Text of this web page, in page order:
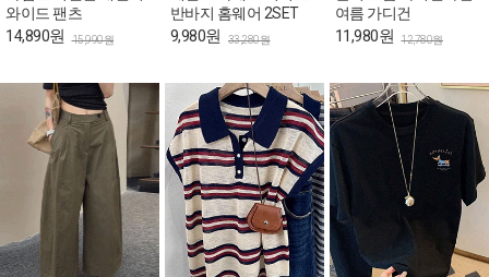
와이드 팬츠
14,890원 15,990원
반바지 홈웨어 2SET
9,980원 33,280원
여름 가디건
11,980원 12,780원